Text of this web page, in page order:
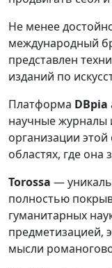
Не менее
международный
представлен
изданий по
Платформа DBpia
научные журналы
организации этой
областях, где
Torossa —
полностью
гуманитарных
предметизацией,
мысли